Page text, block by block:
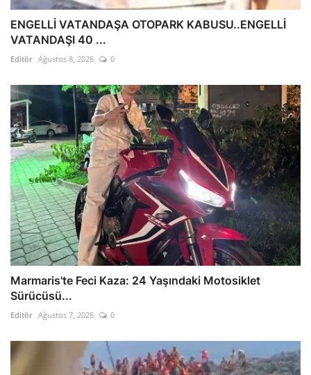
ENGELLİ VATANDAŞA OTOPARK KABUSU..ENGELLİ
VATANDAŞI 40 ...
Editör Ağustos 8, 2026 0
Marmaris'te Feci Kaza: 24 Yaşındaki Motosiklet
Sürücüsü...
Editör Ağustos 7, 2026 0